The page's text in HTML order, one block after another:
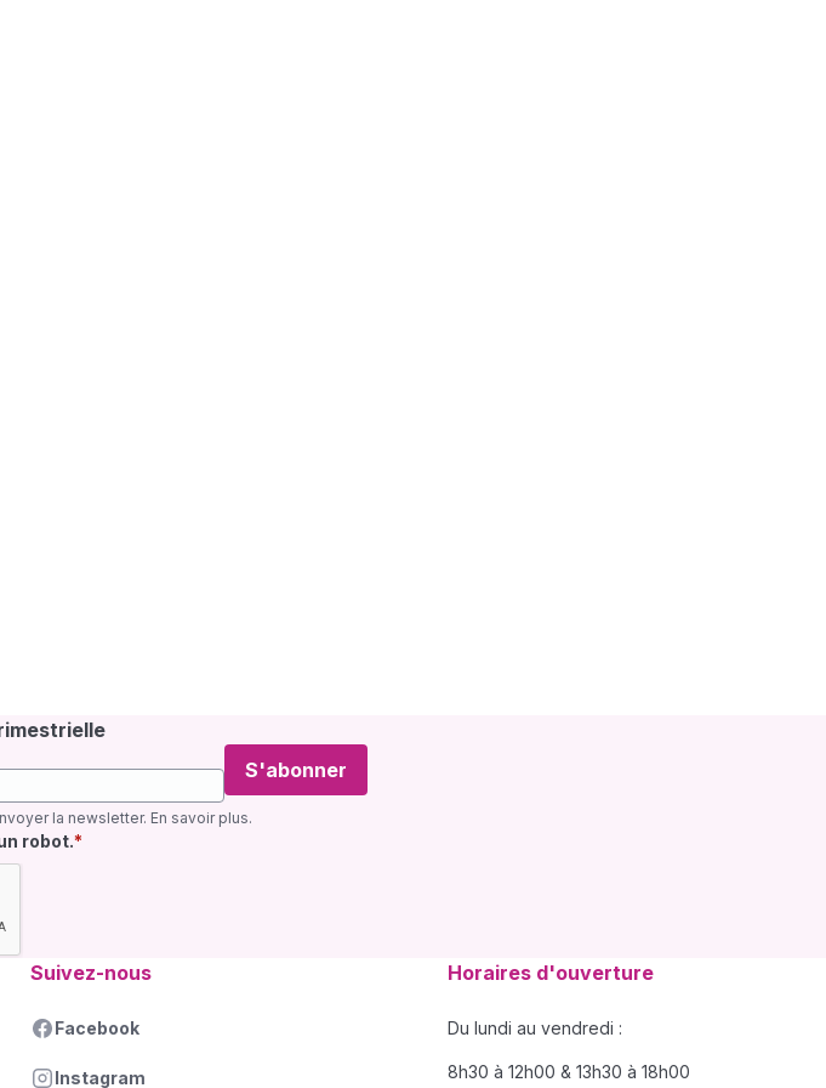
S'abonner
la newsletter. En savoir plus.
robot.
Suivez-nous
Facebook
Instagram
Horaires d'ouverture
Du lundi au vendredi :
8h30 à 12h00 & 13h30 à 18h00